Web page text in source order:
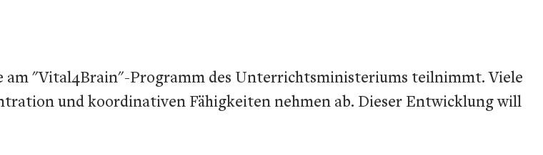
am "Vital4Brain"-Programm des Unterrichtsministeriums teilnimmt. Viele
und koordinativen Fähigkeiten nehmen ab. Dieser Entwicklung will